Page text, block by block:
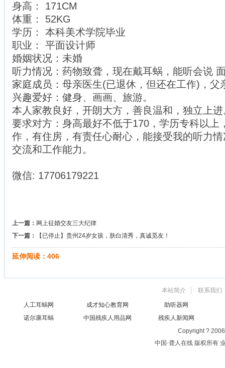
身高： 171CM
体重： 52KG
学历： 本科美术学院毕业
职业： 平面设计师
婚姻状况：未婚
听力情况：药物致聋，现在戴耳蜗，能听会说
家庭成员：母亲医生(已退休，但还在工作)，父
兴趣爱好：健身、画画、旅游。
本人家教良好，开朗大方，善良温和，独立上进
要求对方：身高最好不低于170，学历专科以上
作，有住房，有责任心耐心，能接受我的听力
交流和工作能力。
微信: 17706179221
上一篇： 网上征婚交友三大纪律
下一篇：
【已停止】贵州24岁女孩，肤白清秀，真诚觅友！
延伸阅读： 406
本站简介 联系我们
人工耳蜗网 成才知心教育网
助听器网
诺尔康耳蜗
中国残疾人用品网
残疾人新闻网
Copyright ?
中国·聋人在线 版权所有